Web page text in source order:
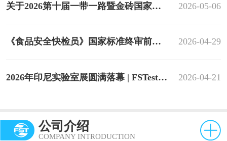
关于2026第十届一带一路暨金砖国家技能发展与技术创新大赛之第三届食品安全快速检测赛项报名的通知 2026-05-06
《食品安全快检员》国家标准终审前统稿会在穗顺利召开 2026-04-29
2026年印尼实验室展圆满落幕 | FSTest强化东南亚市场布局 2026-04-21
公司介绍
COMPANY INTRODUCTION